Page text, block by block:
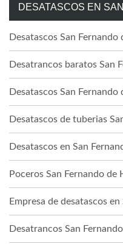
DESATASCOS EN
Desatascos San Fernando
Desatrancos baratos San
Desatascos San Fernando
Desatascos de tuberias
Desatascos en San
Poceros San Fernando de
Empresa de desatascos
Desatrancos San